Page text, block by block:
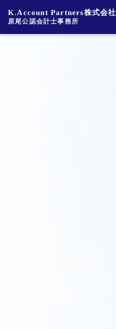
K.Account Partners株式会社
原尾公認会計士事務所